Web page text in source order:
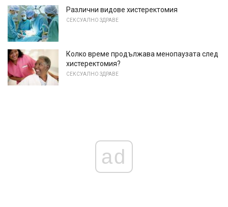
Различни видове хистеректомия
СЕКСУАЛНО ЗДРАВЕ
Колко време продължава менопаузата след
хистеректомия?
СЕКСУАЛНО ЗДРАВЕ
ad